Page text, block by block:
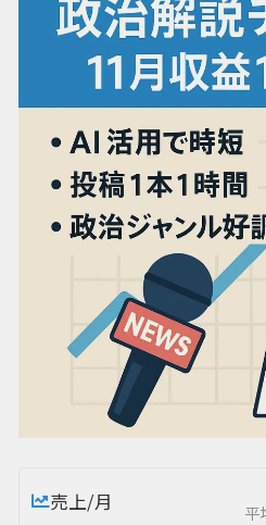
売上/月 平